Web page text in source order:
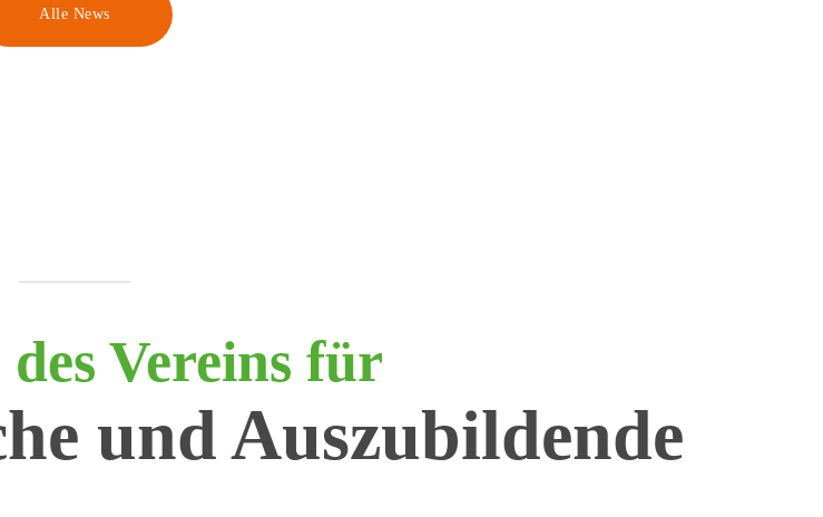
Alle News
Vereins für
und Auszubildende